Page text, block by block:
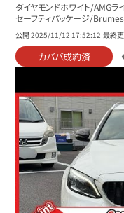
ダイヤモンドホワイト/AMG
セーフティパッケージ/
公開2025/11/12 17:52:12|最終
カババ成約済